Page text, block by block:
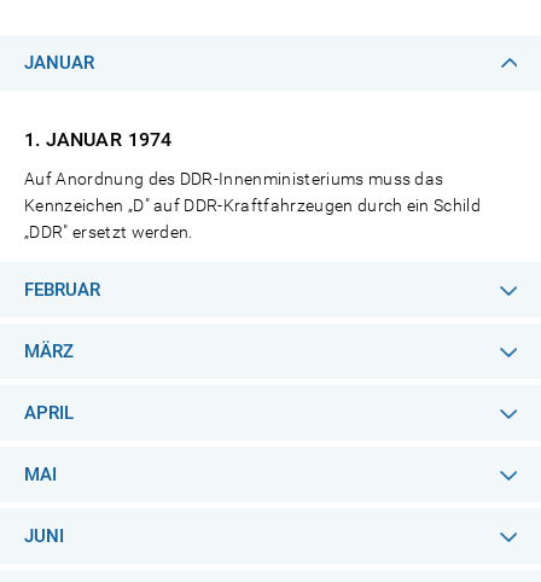
JANUAR
1. JANUAR 1974
Auf Anordnung des DDR-Innenministeriums muss das
Kennzeichen „D" auf DDR-Kraftfahrzeugen durch ein Schild
„DDR" ersetzt werden.
FEBRUAR
MÄRZ
APRIL
MAI
JUNI